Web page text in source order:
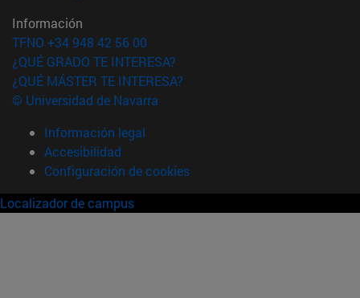
Información
TFNO +34 948 42 56 00
¿QUÉ GRADO TE INTERESA?
¿QUÉ MÁSTER TE INTERESA?
© Universidad de Navarra
Información legal
Accesibilidad
Configuración de cookies
Localizador de campus